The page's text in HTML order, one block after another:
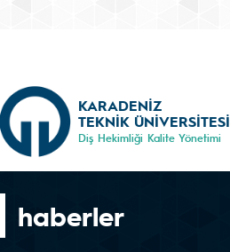
KARADENİZ
TEKNİK ÜNİVERSİTESİ
Diş Hekimliği Kalite Yönetimi
haberler